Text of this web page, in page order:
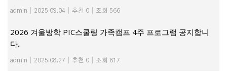
admin 2025.09.04 추천 0 조회 566
2026 겨울방학 PIC스쿨링 가족캠프 4주 프로그램 공지합니
다..
admin 2025.08.27 추천 0 조회 617